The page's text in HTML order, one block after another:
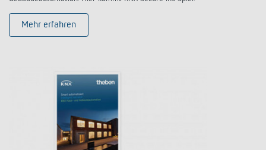
Mehr erfahren